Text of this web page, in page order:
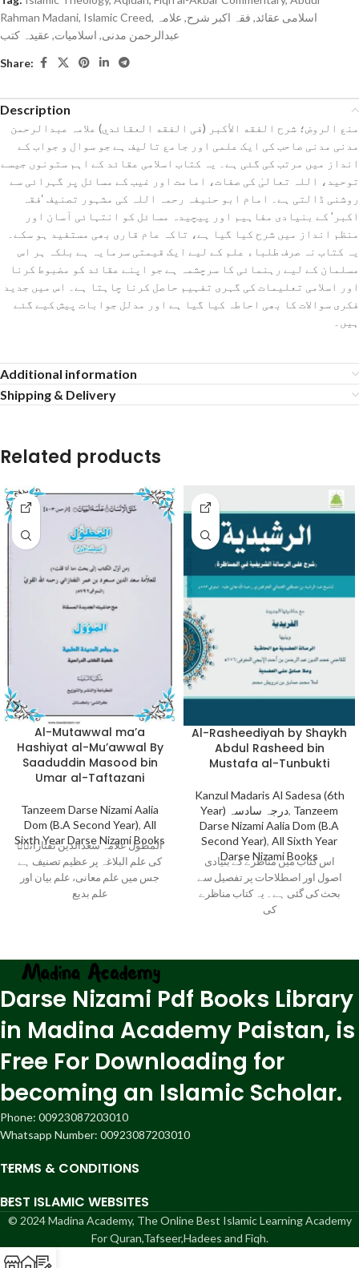
Rahman Madani, Islamic Creed, اسلامی عقائد, فقہ اکبر شرح, علامہ
عبدالرحمن مدنی, اسلامیات, عقیدہ کتب
Share:
Description
منع الروض؛ شرح الفقه الأكبر (فی الفقه العقائدي) علامہ عبدالرحمن
مدنی مدنی صاحب کی ایک علمی اور جامع تالیف ہے جو سوال و جواب کے
انداز میں مرتب کی گئی ہے۔ یہ کتاب اسلامی عقائد کے اہم ستونوں جیسے
توحید، اللہ تعالیٰ کی صفات، امامت اور غیب کے مسائل پر گہرائی سے
روشنی ڈالتی ہے۔ امام ابو حنیفہ رحمہ اللہ کی مشہور تصنیف ‘فقہ
اکبر’ کے بنیادی مفاہیم اور پیچیدہ مسائل کو انتہائی آسان اور
منظم انداز میں شرح کیا گیا ہے، تاکہ عام قاری بھی مستفید ہو سکے۔
یہ کتاب نہ صرف طلباء علم کے لیے ایک قیمتی سرمایہ ہے بلکہ ہر اس
مسلمان کے لیے رہنمائی کا سرچشمہ ہے جو اپنے عقائد کو مضبوط کرنا
اور اسلامی تعلیمات کی گہری تفہیم حاصل کرنا چاہتا ہے۔ اس میں جدید
فکری سوالات کا بھی احاطہ کیا گیا ہے اور مدلل جوابات پیش کیے گئے
ہیں۔
Additional information
Shipping & Delivery
Related products
Al-Mutawwal ma’a
Hashiyat al-Mu’awwal By
Saaduddin Masood bin
Umar al-Taftazani
Tanzeem Darse Nizami Aalia
Dom (B.A Second Year), All
Sixth Year Darse Nizami Books
المطول علامہ سعدالدین تفتازانیؒ
کی علم البلاغہ پر عظیم تصنیف ہے
جس میں علم معانی، علم بیان اور
علم بدیع
Al-Rasheediyah by Shaykh
Abdul Rasheed bin
Mustafa al-Tunbukti
Kanzul Madaris Al Sadesa (6th
Year) درجہ سادسہ, Tanzeem
Darse Nizami Aalia Dom (B.A
Second Year), All Sixth Year
Darse Nizami Books
اس کتاب میں مناظرے کے بنیادی
اصول اور اصطلاحات پر تفصیل سے
بحث کی گئی ہے۔ یہ کتاب مناظرے
کی
Darse Nizami Pdf Books Library
in Madina Academy Paistan, is
Free For Downloading for
becoming an Islamic Scholar.
Phone: 00923087203010
Whatsapp Number: 00923087203010
TERMS & CONDITIONS
BEST ISLAMIC WEBSITES
© 2024 Madina Academy, The Online Best Islamic Learning Academy
For Quran,Tafseer,Hadees and Fiqh.